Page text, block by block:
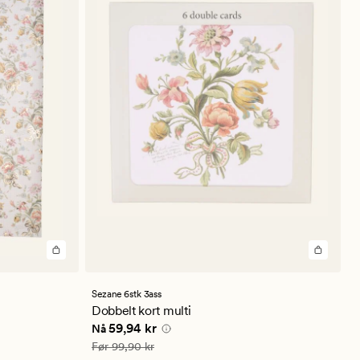
Sezane 6stk 3ass
Dobbelt kort multi
Nåværende pris
Nå59,94 kr
Vanlig pris 99,90 kr
Før99,90 kr